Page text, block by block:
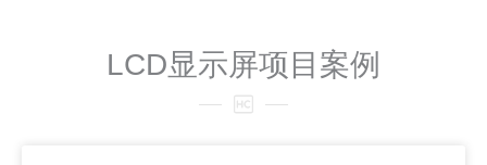
LCD显示屏项目案例